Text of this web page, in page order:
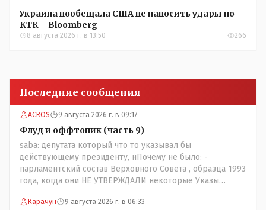
Украина пообещала США не наносить удары по
КТК – Bloomberg
8 августа 2026 г. в 13:50 266
Последние сообщения
ACROS 9 августа 2026 г. в 09:17
Флуд и оффтопик (часть 9)
saba: депутата который что то указывал бы
действующему президенту, нПочему не было: -
парламентский состав Верховного Совета , образца 1993
года, когда они НЕ УТВЕРЖДАЛИ некоторые Указы
Назарбаева, особенно в части выборов и перевыборов и
некоторых вопросах внутренней политики, и тогда
Карачун 9 августа 2026 г. в 06:33